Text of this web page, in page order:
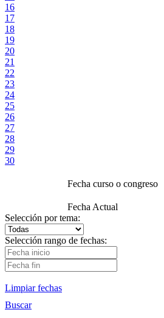
16
17
18
19
20
21
22
23
24
25
26
27
28
29
30
Fecha curso o congreso
Fecha Actual
Selección por tema:
Selección rango de fechas:
Limpiar fechas
Buscar